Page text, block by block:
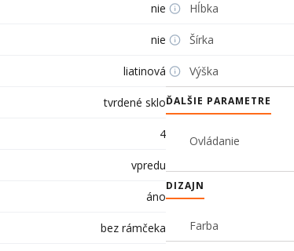
nie
nie
liatinová
tvrdené sklo
4
vpredu
áno
bez rámčeka
Hĺbka
Šírka
Výška
ĎALŠIE PARAMETRE
Ovládanie
DIZAJN
Farba